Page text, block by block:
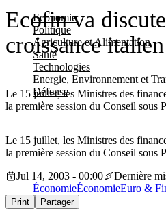
Economie
Politique
Agriculture et Alimentation
Santé
Technologies
Energie, Environnement et
Défense
Ecofin va
croissance italien
Le 15 juillet, les Ministres des
la première session du Conseil sous
Le 15 juillet, les Ministres des
la première session du Conseil sous
Jul 14, 2003 - 00:00
Dernière
ÉconomieÉconomieEuro &
Print Partager